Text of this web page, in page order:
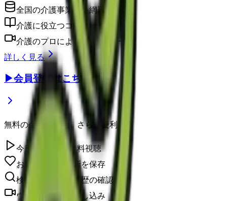
全国の介護事業所を網羅
介護に役立つコラム
介護のプロによるウェビナー
詳しく見る
▶会員登録はこちら
無料の会員登録で、さらに便利に。
今日のレク1本無料視聴
お気に入り事業所を保存
検索履歴・閲覧履歴の確認
ウェビナーへの申し込み